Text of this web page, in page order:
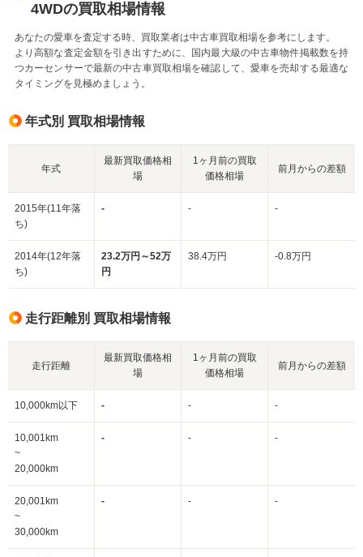
4WDの買取相場情報
あなたの愛車を査定する時、買取業者は中古車買取相場を参考にします。
より高額な査定金額を引き出すために、国内最大級の中古車物件掲載数を持
つカーセンサーで最新の中古車買取相場を確認して、愛車を売却する最適な
タイミングを見極めましょう。
年式別 買取相場情報
年式
最新買取価格相
場
1ヶ月前の買取
価格相場
前月からの差額
2015年(11年落
ち)
- - -
2014年(12年落
ち)
23.2万円～52万
円
38.4万円 -0.8万円
走行距離別 買取相場情報
走行距離
最新買取価格相
場
1ヶ月前の買取
価格相場
前月からの差額
10,000km以下 - - -
10,001km
~
20,000km
- - -
20,001km
~
30,000km
- - -